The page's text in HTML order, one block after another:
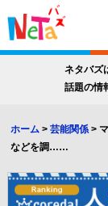
ネタバズ
話題の情
ホーム >芸能関係 >
などを調……